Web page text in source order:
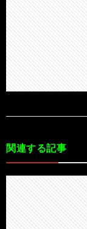
関連する記事